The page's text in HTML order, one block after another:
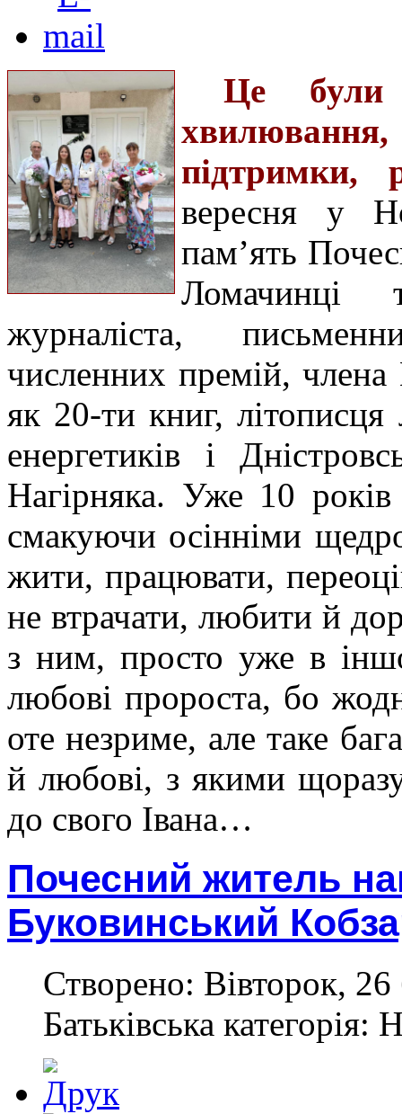
Це були
підтримки,
вересня у
пам’ять
Ломачинці
журналіста,
численних премій,
як 20-ти книг, літописця
енергетиків і
Нагірняка. Уже 10 років
смакуючи осінніми
жити, працювати,
не втрачати, любити й
з ним, просто уже в
любові пророста, бо
оте незриме, але таке
й любові, з якими
до свого Івана…
Почесний житель
Буковинський
Створено: Вівторок,
Батьківська категорія: